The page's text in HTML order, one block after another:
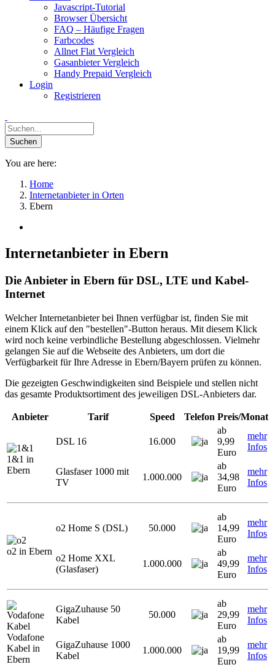
Javascript-Tutorial
Browser Übersicht
FAQ – Häufige Fragen
Farbcodes
Allnet Flat Vergleich
Gasanbieter Vergleich
Handy Prepaid Vergleich
Login
Registrieren
You are here:
Home
Internetanbieter in Orten
Ebern
Internetanbieter in Ebern
Die Anbieter in Ebern für DSL, LTE und Kabel-
Internet
Welcher Internetanbieter bei Ihnen verfügbar ist, finden Sie mit
einem Klick auf den "bestellen"-Button heraus. Mit diesem Klick
wird noch keine verbindliche Bestellung abgeschlossen. Vielmehr
gelangen Sie auf die Webseite des Anbieters, um dort die
Verfügbarkeit für Ihre Adresse in Ebern/Bayern prüfen zu können.
Die gezeigten Geschwindigkeiten sind Beispiele und stellen nicht
das gesamte Produktsortiment des jeweiligen DSL-Anbieters dar.
Anbieter Tarif Speed Telefon Preis/Monat
1&1 in
Ebern
DSL 16 16.000
ab
9,99
Euro
mehr
Infos
Glasfaser 1000 mit
TV
1.000.000
ab
34,98
Euro
mehr
Infos
o2 in Ebern
o2 Home S (DSL) 50.000
ab
14,99
Euro
mehr
Infos
o2 Home XXL
(Glasfaser)
1.000.000
ab
49,99
Euro
mehr
Infos
Vodafone
Kabel in
Ebern
GigaZuhause 50
Kabel
50.000
ab
29,99
Euro
mehr
Infos
GigaZuhause 1000
Kabel
1.000.000
ab
19,99
Euro
mehr
Infos